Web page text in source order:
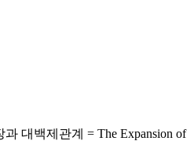
대백제관계 = The Expansion of